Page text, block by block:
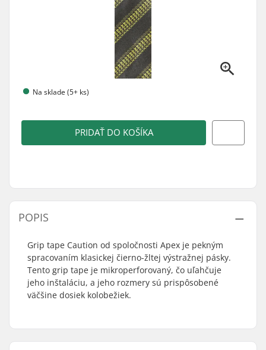
Na sklade (5+ ks)
PRIDAŤ DO KOŠÍKA
POPIS
Grip tape Caution od spoločnosti Apex je pekným
spracovaním klasickej čierno-žltej výstražnej pásky.
Tento grip tape je mikroperforovaný, čo uľahčuje
jeho inštaláciu, a jeho rozmery sú prispôsobené
väčšine dosiek kolobežiek.